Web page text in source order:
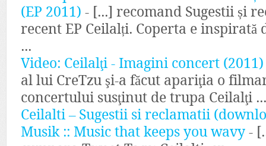
(EP 2011) - [...] reco­mand Sugestii și
recent EP Ceilalți. Coperta e inspi­rată
...
Video: Ceilalţi - Imagini concert (2011)
al lui CreTzu şi-a făcut apariţia o
concertului susţinut de trupa Ceilalţi ...
Ceilalti – Sugestii si reclamatii
Musik :: Music that keeps you wavy -